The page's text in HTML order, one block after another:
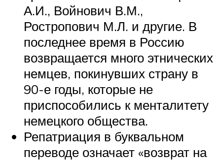
А.И., Войнович В.М.,
Ростропович М.Л. и другие. В
последнее время в Россию
возвращается много этнических
немцев, покинувших страну в
90-е годы, которые не
приспособились к менталитету
немецкого общества.
Репатриация в буквальном
переводе означает «возврат на